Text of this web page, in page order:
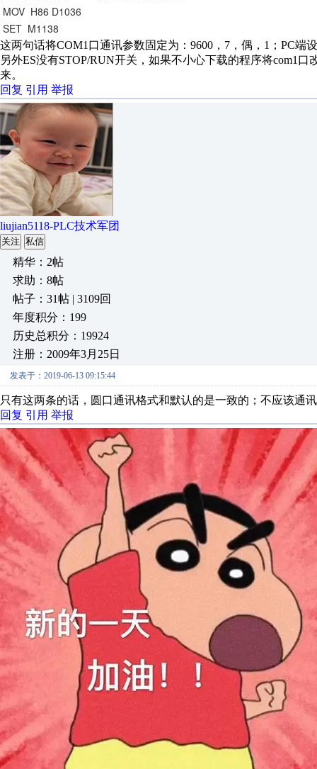
MOV H86 D1036
SET M1138
这两句话将COM1口通讯参数固定为：9600，7，偶，1；PC
另外ES没有STOP/RUN开关，如果不小心下载的程序将com1
来。
回复 引用 举报
liujian5118-PLC技术军团
关注 私信
精华：2帖
求助：8帖
帖子：31帖 | 3109回
年度积分：199
历史总积分：19924
注册：2009年3月25日
发表于：2019-06-13 09:15:44
只有这两条的话，圆口通讯格式和默认的是一致的；不应该通
回复 引用 举报